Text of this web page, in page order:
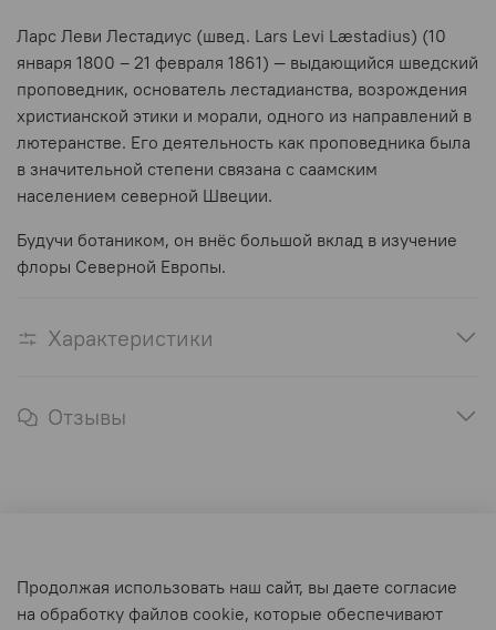
Ларс Леви Лестадиус (швед. Lars Levi Læstadius) (10
января 1800 – 21 февраля 1861) — выдающийся шведский
проповедник, основатель лестадианства, возрождения
христианской этики и морали, одного из направлений в
лютеранстве. Его деятельность как проповедника была
в значительной степени связана с саамским
населением северной Швеции.
Будучи ботаником, он внёс большой вклад в изучение
флоры Северной Европы.
Характеристики
Отзывы
Пользовательское соглашение
Условия обмена и возврата
Продолжая использовать наш сайт, вы даете согласие
на обработку файлов cookie, которые обеспечивают